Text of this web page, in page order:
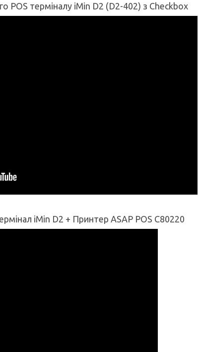
POS терміналу iMin D2 (D2-402) з Checkbox
iMin D2 + Принтер ASAP POS C80220